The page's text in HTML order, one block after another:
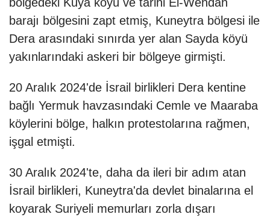
barajı bölgesini zapt etmiş, Kuneytra bölgesi ile
Dera arasındaki sınırda yer alan Sayda köyü
yakınlarındaki askeri bir bölgeye girmişti.
20 Aralık 2024'de İsrail birlikleri Dera kentine
bağlı Yermuk havzasındaki Cemle ve Maaraba
köylerini bölge, halkın protestolarına rağmen,
işgal etmişti.
30 Aralık 2024'te, daha da ileri bir adım atan
İsrail birlikleri, Kuneytra'da devlet binalarına el
koyarak Suriyeli memurları zorla dışarı